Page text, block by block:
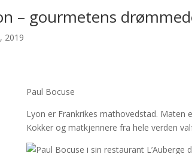
– gourmetens
2019
Paul Bocuse
Lyon er Frankrikes mathovedstad.
Kokker og matkjennere fra hele verden